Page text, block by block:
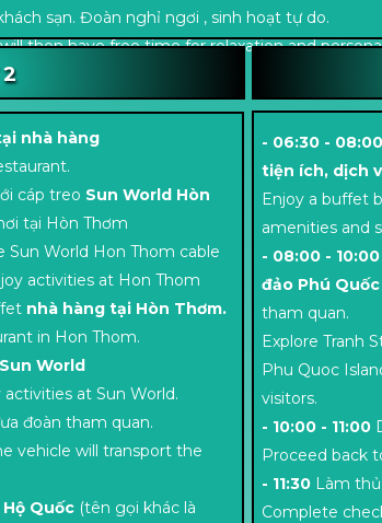
sạn. Đoàn nghỉ ngơi , sinh hoạt tự do.
then have free time for relaxation and
2
nhà hàng
cáp treo Sun World Hòn
tại Hòn Thơm
World Hon Thom cable
activities at Hon Thom
nhà hàng tại Hòn Thơm.
in Hon Thom.
Sun World
at Sun World.
đoàn tham quan.
vehicle will transport the
Quốc (tên gọi khác là
- 06:30 -
tiện ích, dịch
Enjoy a buffet
amenities and
- 08:00 - 10:00
đảo Phú Quốc
tham quan.
Explore Tranh
Phu Quoc
visitors.
- 10:00 - 11:00
Proceed back
- 11:30 Làm
Complete